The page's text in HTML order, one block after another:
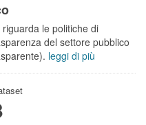
le politiche di
del settore pubblico
leggi di più